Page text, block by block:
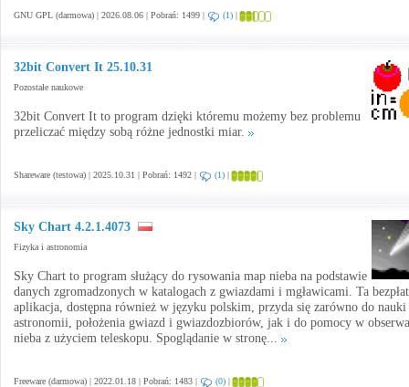
GNU GPL (darmowa) | 2026.08.06 | Pobrań: 1499 | (1) |
32bit Convert It 25.10.31
Pozostałe naukowe
32bit Convert It to program dzięki któremu możemy bez problemu
przeliczać między sobą różne jednostki miar.
Shareware (testowa) | 2025.10.31 | Pobrań: 1492 | (1) |
Sky Chart 4.2.1.4073
Fizyka i astronomia
Sky Chart to program służący do rysowania map nieba na podstawie
danych zgromadzonych w katalogach z gwiazdami i mgławicami. Ta
aplikacja, dostępna również w języku polskim, przyda się zarówno do nauki
astronomii, położenia gwiazd i gwiazdozbiorów, jak i do pomocy w
nieba z użyciem teleskopu. Spoglądanie w stronę...
Freeware (darmowa) | 2022.01.18 | Pobrań: 1483 | (0) |